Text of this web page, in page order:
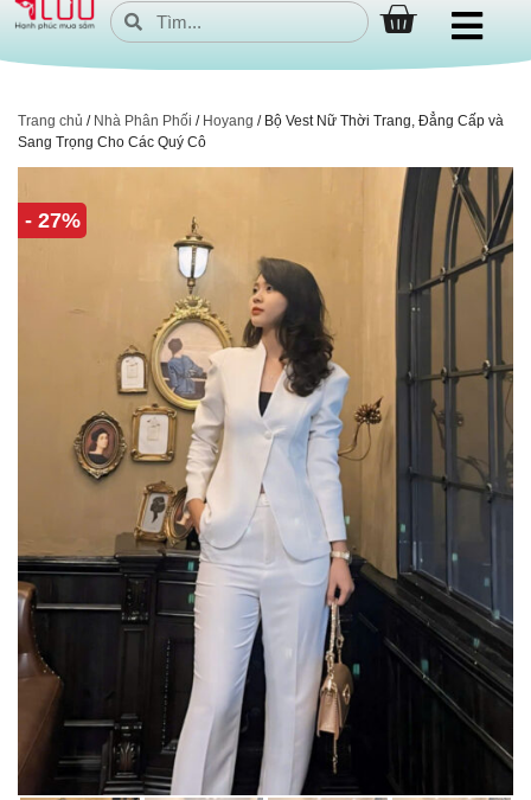
Trang chủ / Nhà Phân Phối / Hoyang / Bộ Vest Nữ Thời Trang, Đẳng Cấp và
Sang Trọng Cho Các Quý Cô
- 27%